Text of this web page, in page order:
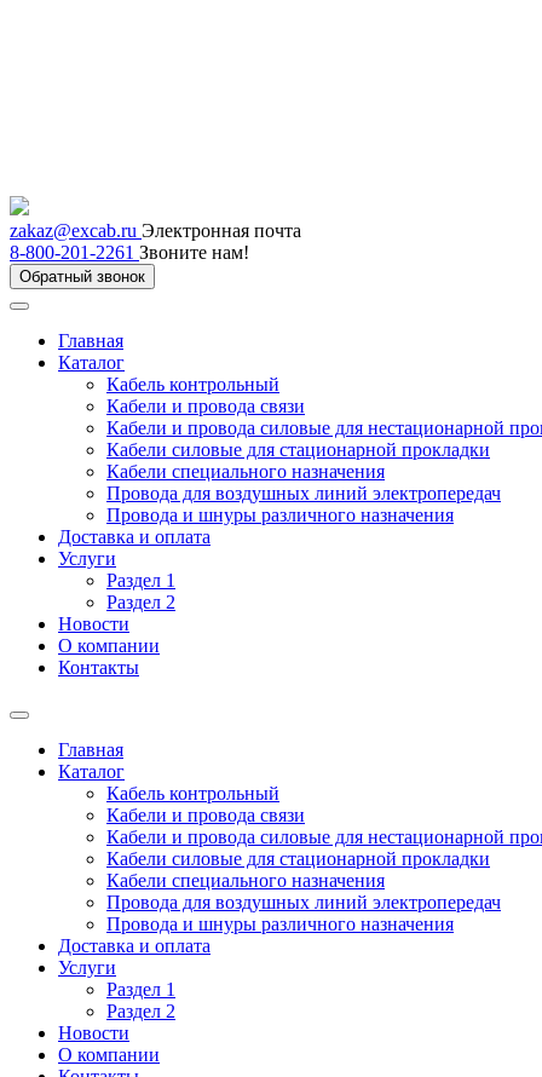
zakaz@excab.ru Электронная почта
8-800-201-2261 Звоните нам!
Обратный звонок
Главная
Каталог
Кабель контрольный
Кабели и провода связи
Кабели и провода силовые для нестационарной
Кабели силовые для стационарной прокладки
Кабели специального назначения
Провода для воздушных линий электропередач
Провода и шнуры различного назначения
Доставка и оплата
Услуги
Раздел 1
Раздел 2
Новости
О компании
Контакты
Главная
Каталог
Кабель контрольный
Кабели и провода связи
Кабели и провода силовые для нестационарной
Кабели силовые для стационарной прокладки
Кабели специального назначения
Провода для воздушных линий электропередач
Провода и шнуры различного назначения
Доставка и оплата
Услуги
Раздел 1
Раздел 2
Новости
О компании